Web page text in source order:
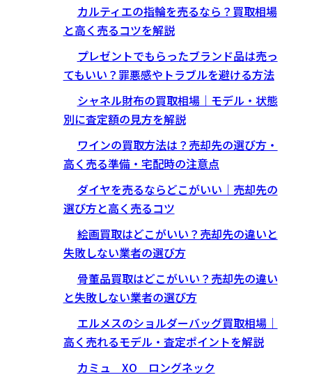
カルティエの指輪を売るなら？買取相場
と高く売るコツを解説
プレゼントでもらったブランド品は売っ
てもいい？罪悪感やトラブルを避ける方法
シャネル財布の買取相場｜モデル・状態
別に査定額の見方を解説
ワインの買取方法は？売却先の選び方・
高く売る準備・宅配時の注意点
ダイヤを売るならどこがいい｜売却先の
選び方と高く売るコツ
絵画買取はどこがいい？売却先の違いと
失敗しない業者の選び方
骨董品買取はどこがいい？売却先の違い
と失敗しない業者の選び方
エルメスのショルダーバッグ買取相場｜
高く売れるモデル・査定ポイントを解説
カミュ XO ロングネック